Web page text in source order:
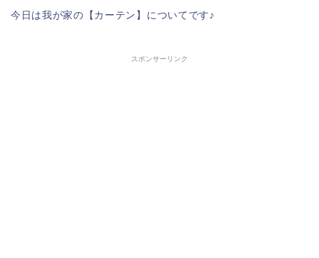
今日は我が家の【カーテン】についてです♪
スポンサーリンク